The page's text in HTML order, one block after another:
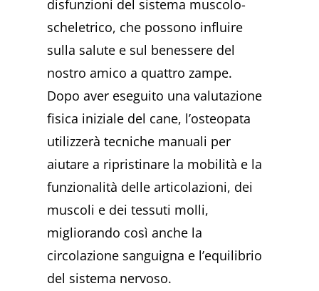
disfunzioni del sistema muscolo-
scheletrico, che possono influire
sulla salute e sul benessere del
nostro amico a quattro zampe.
Dopo aver eseguito una valutazione
fisica iniziale del cane, l’osteopata
utilizzerà tecniche manuali per
aiutare a ripristinare la mobilità e la
funzionalità delle articolazioni, dei
muscoli e dei tessuti molli,
migliorando così anche la
circolazione sanguigna e l’equilibrio
del sistema nervoso.